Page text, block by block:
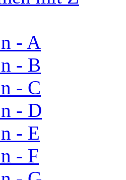
- A
- B
- C
- D
- E
- F